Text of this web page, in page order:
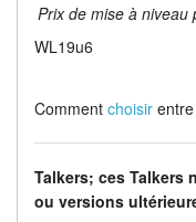
Prix de mise à
WL19u6
Comment choisirentre
Talkers; ces Talkers
ou versions